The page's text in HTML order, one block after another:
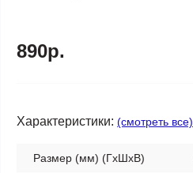
890р.
Характеристики: (смотреть все)
Размер (мм) (ГхШхВ)